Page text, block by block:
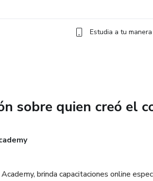
Estudia a tu
sobre quien creó el
brinda capacitaciones online